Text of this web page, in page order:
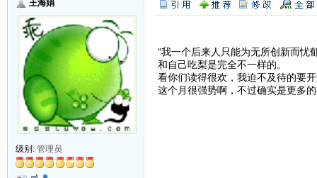
王海娟
级别: 管理员
“我一个后来人只能为无所创新而忧
和自己吃梨是完全不一样的。
看你们读得很欢，我迫不及待的要
这个月很强势啊，不过确实是更多